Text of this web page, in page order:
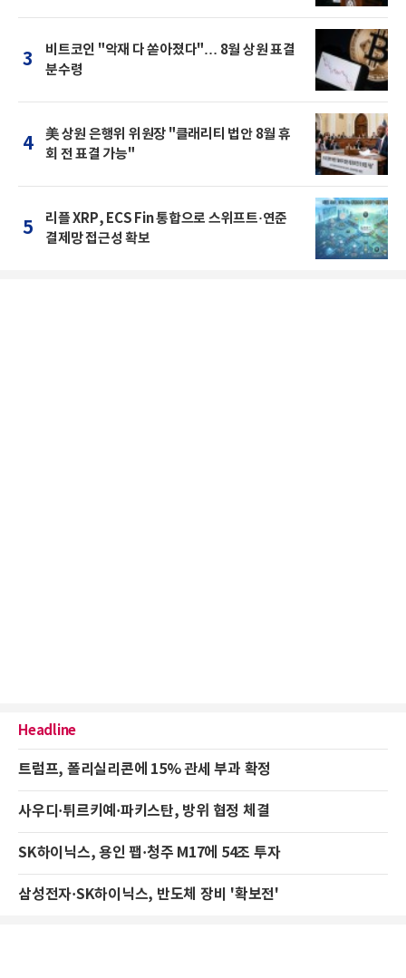
3
비트코인 "악재 다 쏟아졌다"… 8월 상원 표결
분수령
4
美 상원 은행위 위원장 "클래리티 법안 8월 휴
회 전 표결 가능"
5
리플 XRP, ECS Fin 통합으로 스위프트·연준
결제망 접근성 확보
Headline
트럼프, 폴리실리콘에 15% 관세 부과 확정
사우디·튀르키예·파키스탄, 방위 협정 체결
SK하이닉스, 용인 팹·청주 M17에 54조 투자
삼성전자·SK하이닉스, 반도체 장비 '확보전'